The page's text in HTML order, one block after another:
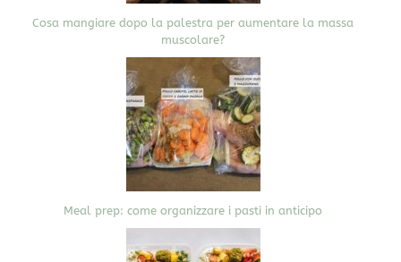
Cosa mangiare dopo la palestra per aumentare la massa
muscolare?
Meal prep: come organizzare i pasti in anticipo